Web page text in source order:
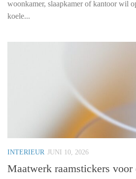
woonkamer, slaapkamer of kantoor wil
koele...
INTERIEUR JUNI 10, 2026
Maatwerk raamstickers voor